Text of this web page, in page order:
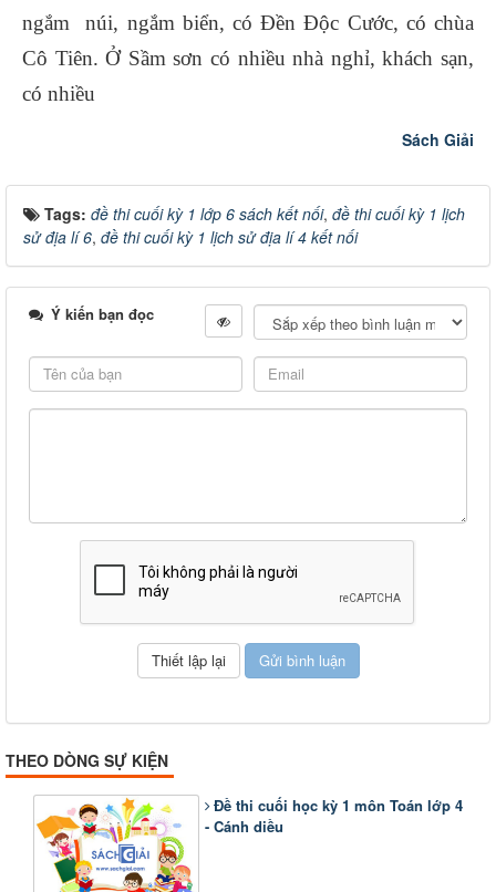
ngắm núi, ngắm biển, có Đền Độc Cước, có chùa
Cô Tiên. Ở Sầm sơn có nhiều nhà nghỉ, khách sạn,
có nhiều
Sách Giải
Tags: đề thi cuối kỳ 1 lớp 6 sách kết nối, đề thi cuối kỳ 1 lịch
sử địa lí 6, đề thi cuối kỳ 1 lịch sử địa lí 4 kết nối
Ý kiến bạn đọc
THEO DÒNG SỰ KIỆN
Đề thi cuối học kỳ 1 môn Toán lớp 4
- Cánh diều